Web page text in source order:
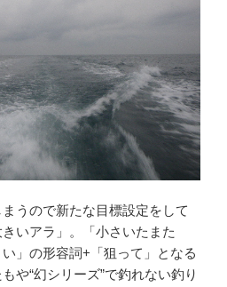
うので新たな目標設定をして
いアラ」。「小さいたまた
」の形容詞+「狙って」となる
や“幻シリーズ”で釣れない釣り